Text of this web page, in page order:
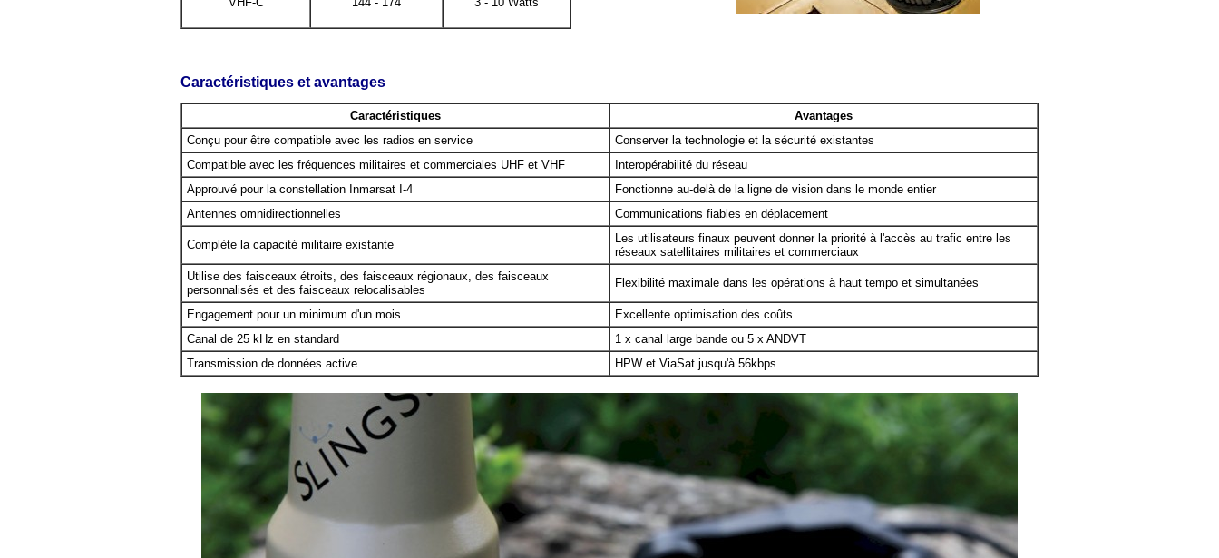
Caractéristiques et avantages
Caractéristiques
Avantages
Conçu pour être compatible avec les radios en service
Conserver la technologie et la sécurité existantes
Compatible avec les fréquences militaires et commerciales UHF et VHF
Interopérabilité du réseau
Approuvé pour la constellation Inmarsat I-4
Fonctionne au-delà de la ligne de vision dans le monde entier
Antennes omnidirectionnelles
Communications fiables en déplacement
Complète la capacité militaire existante
Les utilisateurs finaux peuvent donner la priorité à l'accès au trafic entre les
réseaux satellitaires militaires et commerciaux
Utilise des faisceaux étroits, des faisceaux régionaux, des faisceaux
personnalisés et des faisceaux relocalisables
Flexibilité maximale dans les opérations à haut tempo et simultanées
Engagement pour un minimum d'un mois
Excellente optimisation des coûts
Canal de 25 kHz en standard
1 x canal large bande ou 5 x ANDVT
Transmission de données active
HPW et ViaSat jusqu'à 56kbps